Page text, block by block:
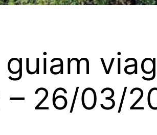
26/03/